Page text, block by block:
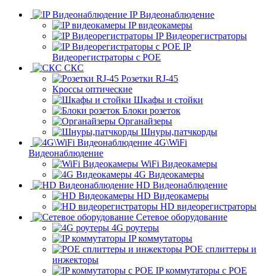
IP Видеонаблюдение
IP видеокамеры
IP Видеорегистраторы
IP
Видеорегистраторы с POE
СКС
Розетки RJ-45
Кроссы оптические
Шкафы и стойки
Блоки розеток
Органайзеры
Шнуры,патчкорды
4G\WiFi
Видеонаблюдение
WiFi Видеокамеры
4G Видеокамеры
HD Видеонаблюдение
HD Видеокамеры
HD видеорегистраторы
Сетевое оборудование
4G роутеры
IP коммутаторы
POE сплиттеры и
инжекторы
IP коммутаторы с POE